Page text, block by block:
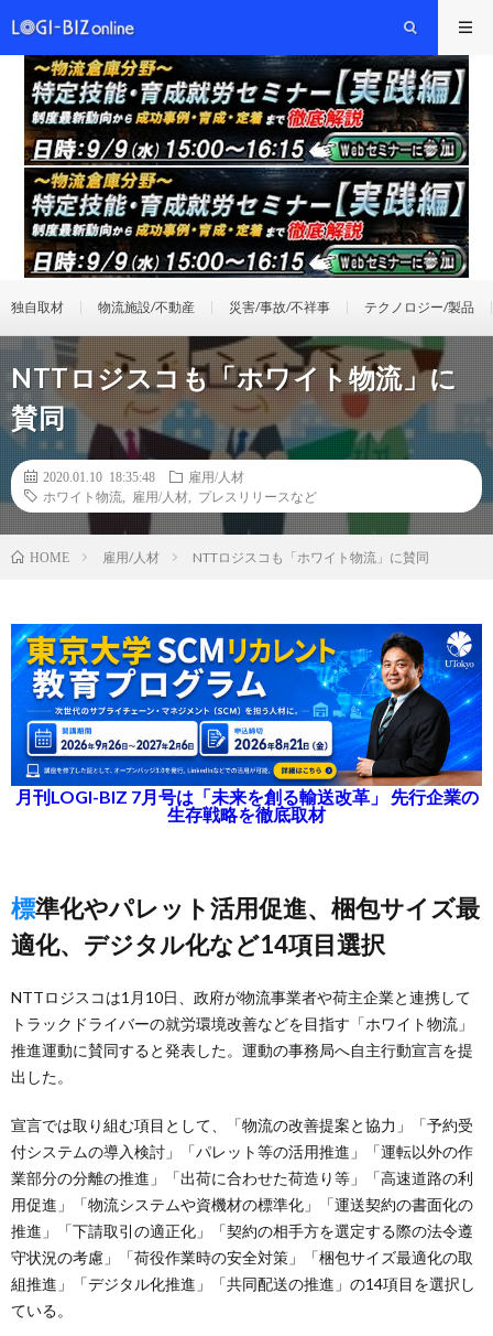
独自取材 物流施設/不動産 災害/事故/不祥事 テクノロジー/製品
NTTロジスコも「ホワイト物流」に
賛同
2020.01.10 18:35:48
雇用/人材
ホワイト物流
雇用/人材 プレスリリースなど
HOME 雇用/人材 NTTロジスコも「ホワイト物流」に賛同
月刊LOGI-BIZ 7月号は「未来を創る輸送改革」 先行企業の
生存戦略を徹底取材
標準化やパレット活用促進、梱包サイズ最
適化、デジタル化など14項目選択
NTTロジスコは1月10日、政府が物流事業者や荷主企業と連携して
トラックドライバーの就労環境改善などを目指す「ホワイト物流」
推進運動に賛同すると発表した。運動の事務局へ自主行動宣言を提
出した。
宣言では取り組む項目として、「物流の改善提案と協力」「予約受
付システムの導入検討」「パレット等の活用推進」「運転以外の作
業部分の分離の推進」「出荷に合わせた荷造り等」「高速道路の利
用促進」「物流システムや資機材の標準化」「運送契約の書面化の
推進」「下請取引の適正化」「契約の相手方を選定する際の法令遵
守状況の考慮」「荷役作業時の安全対策」「梱包サイズ最適化の取
組推進」「デジタル化推進」「共同配送の推進」の14項目を選択し
ている。